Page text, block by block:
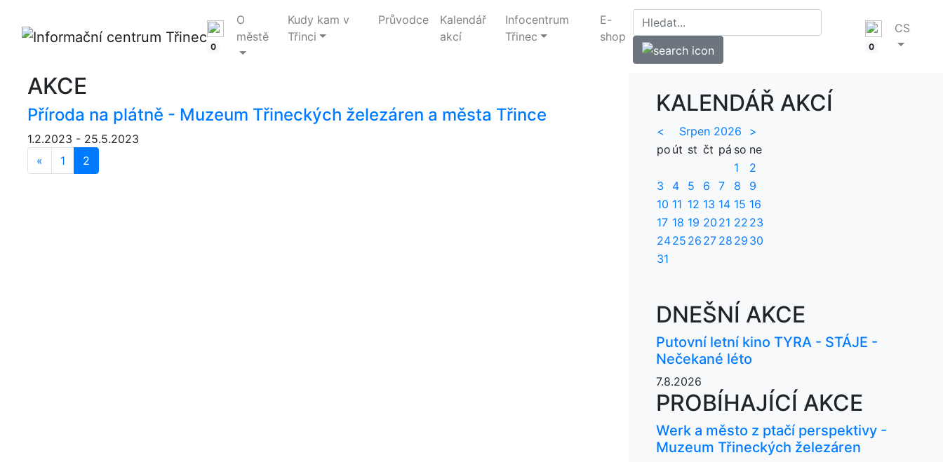
0
O
městě
Kudy kam v
Třinci
Průvodce
Kalendář
akcí
Infocentrum
Třinec
E-
shop
0
CS
AKCE
Příroda na plátně - Muzeum Třineckých železáren a města Třince
1.2.2023 - 25.5.2023
« Předchozí
1 2
KALENDÁŘ AKCÍ
< Srpen 2026
>
po út st čt pá so ne
1
2
3
4 5 6 7 8
9
10 11 12 13 14 15 16
17 18 19 20 21 22 23
2425 26 27 28 29 30
31
DNEŠNÍ AKCE
Putovní letní kino TYRA - STÁJE -
Nečekané léto
7.8.2026
PROBÍHAJÍCÍ AKCE
Werk a město z ptačí perspektivy -
Muzeum Třineckých železáren